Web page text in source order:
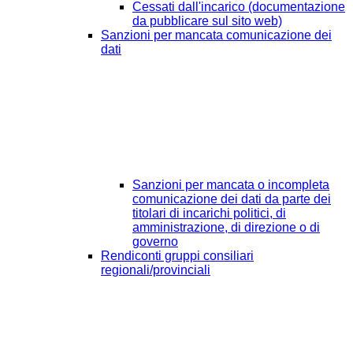
Cessati dall'incarico (documentazione
da pubblicare sul sito web)
Sanzioni per mancata comunicazione dei
dati
Sanzioni per mancata o incompleta
comunicazione dei dati da parte dei
titolari di incarichi politici, di
amministrazione, di direzione o di
governo
Rendiconti gruppi consiliari
regionali/provinciali